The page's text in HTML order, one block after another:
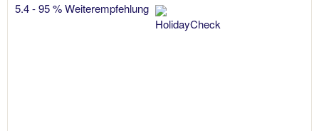
5.4 - 95 % Weiterempfehlung